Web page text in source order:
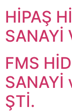
HİPAŞ
SANAYİ
FMS
SANAYİ
ŞTİ.